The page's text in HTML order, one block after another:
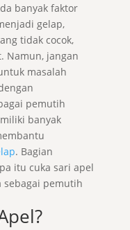
banyak faktor
gelap,
tidak cocok,
Namun, jangan
masalah
pemutih
banyak
. Bagian
itu cuka sari apel
sebagai pemutih